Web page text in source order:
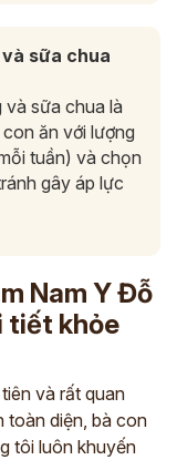
sữa chua
sữa chua là
ăn với lượng
tuần) và chọn
gây áp lực
Nam Y Đỗ
tiết khỏe
và rất quan
toàn diện, bà con
tôi luôn khuyến